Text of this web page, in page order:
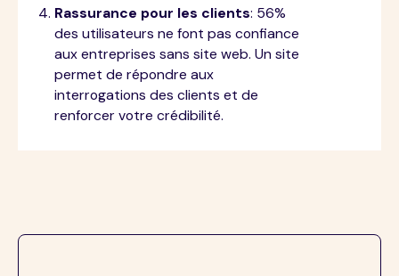
Rassurance pour les clients: 56%
des utilisateurs ne font pas confiance
aux entreprises sans site web. Un site
permet de répondre aux
interrogations des clients et de
renforcer votre crédibilité.